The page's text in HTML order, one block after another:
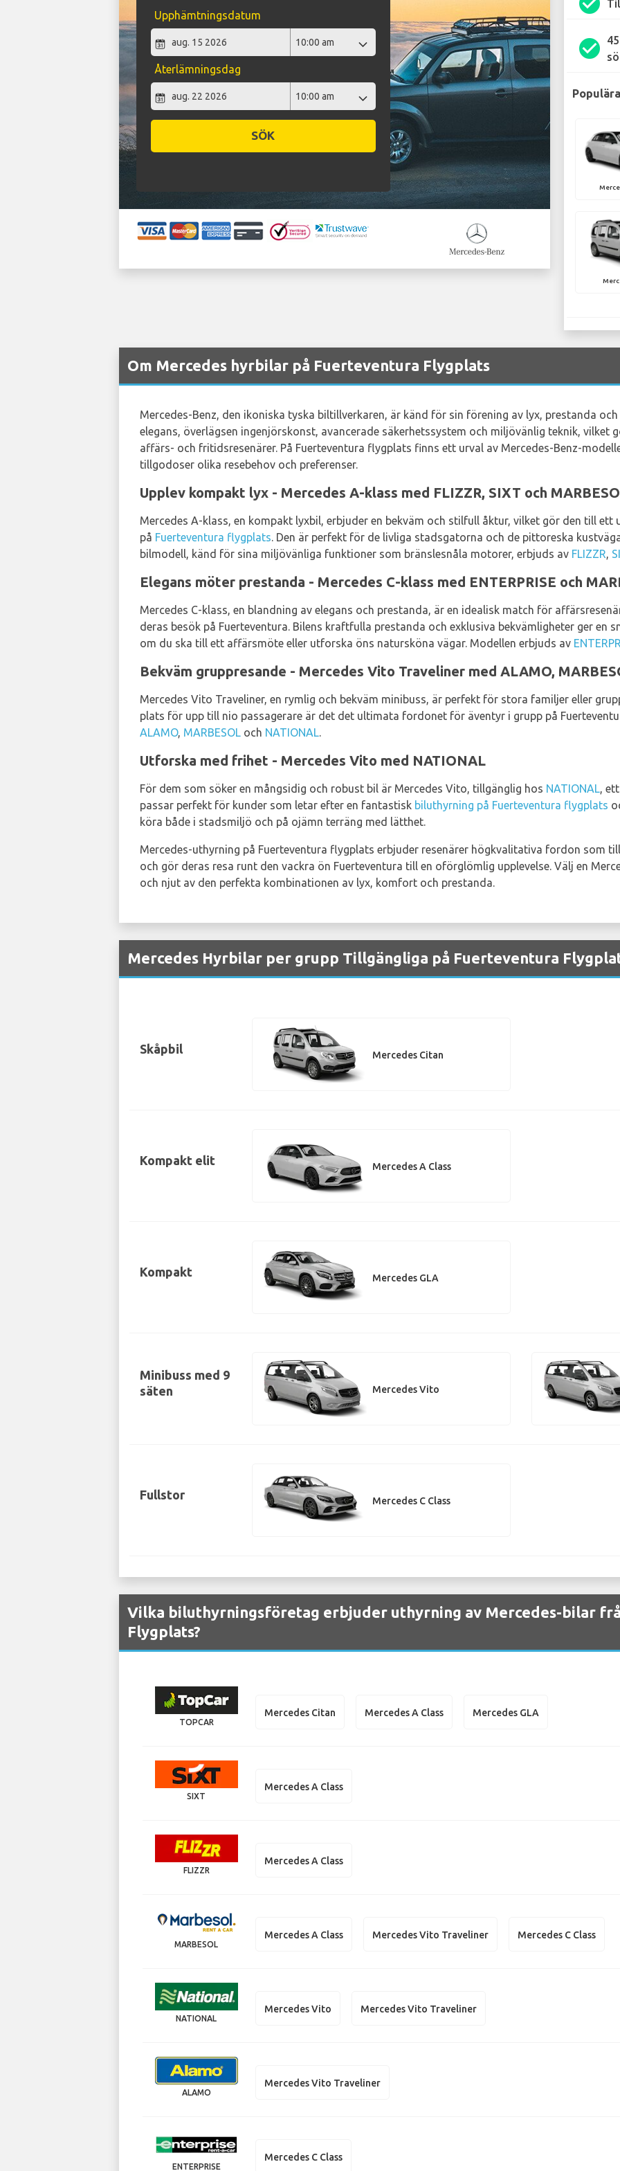
Upphämtningsdatum
Återlämningsdag
SÖK
check_circle
Om Mercedes hyrbilar på Fuerteventura Flygplats
Mercedes-Benz, den ikoniska tyska biltillverkaren, är känd för sin förening av lyx, prestanda
elegans, överlägsen ingenjörskonst, avancerade säkerhetssystem och miljövänlig teknik,
affärs- och fritidsresenärer. På Fuerteventura flygplats finns ett urval av Mercedes-Benz-
tillgodoser olika resebehov och preferenser.
Upplev kompakt lyx - Mercedes A-klass med FLIZZR, SIXT och
Mercedes A-klass, en kompakt lyxbil, erbjuder en bekväm och stilfull åktur, vilket gör den till
på Fuerteventura flygplats. Den är perfekt för de livliga stadsgatorna och de pittoreska
bilmodell, känd för sina miljövänliga funktioner som bränslesnåla motorer, erbjuds av FLIZZR,
Elegans möter prestanda - Mercedes C-klass med ENTERPRISE och
Mercedes C-klass, en blandning av elegans och prestanda, är en idealisk match för
deras besök på Fuerteventura. Bilens kraftfulla prestanda och exklusiva bekvämligheter ger en
om du ska till ett affärsmöte eller utforska öns natursköna vägar. Modellen erbjuds av
Bekväm gruppresande - Mercedes Vito Traveliner med ALAMO,
Mercedes Vito Traveliner, en rymlig och bekväm minibuss, är perfekt för stora familjer eller
plats för upp till nio passagerare är det det ultimata fordonet för äventyr i grupp på
ALAMO, MARBESOL och NATIONAL.
Utforska med frihet - Mercedes Vito med NATIONAL
För dem som söker en mångsidig och robust bil är Mercedes Vito, tillgänglig hos NATIONAL,
passar perfekt för kunder som letar efter en fantastisk biluthyrning på Fuerteventura flygplats
köra både i stadsmiljö och på ojämn terräng med lätthet.
Mercedes-uthyrning på Fuerteventura flygplats erbjuder resenärer högkvalitativa fordon som
och gör deras resa runt den vackra ön Fuerteventura till en oförglömlig upplevelse. Välj en
och njut av den perfekta kombinationen av lyx, komfort och prestanda.
Mercedes Hyrbilar per grupp Tillgängliga på Fuerteventura
Skåpbil Mercedes Citan
Kompakt elit Mercedes A Class
Kompakt Mercedes GLA
Minibuss med 9
säten
Mercedes Vito
Fullstor Mercedes C Class
Vilka biluthyrningsföretag erbjuder uthyrning av Mercedes-bilar
Flygplats?
TOPCAR
Mercedes Citan Mercedes A Class Mercedes GLA
SIXT
Mercedes A Class
FLIZZR
Mercedes A Class
MARBESOL
Mercedes A Class Mercedes Vito Traveliner Mercedes C Class
NATIONAL
Mercedes Vito Mercedes Vito Traveliner
ALAMO
Mercedes Vito Traveliner
ENTERPRISE
Mercedes C Class